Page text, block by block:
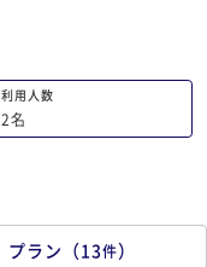
満気でした。
利用人数
2名
プラン （13件）